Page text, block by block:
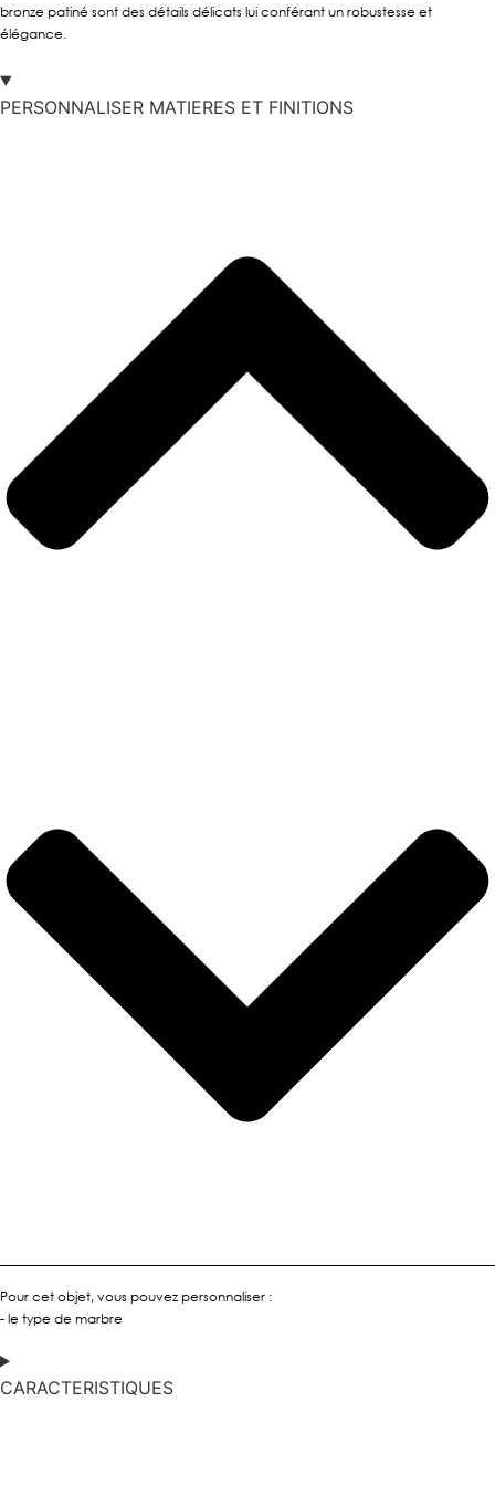
bronze patiné sont des détails délicats lui conférant un robustesse et
élégance.
PERSONNALISER MATIERES ET FINITIONS
Pour cet objet, vous pouvez personnaliser :
- le type de marbre
CARACTERISTIQUES